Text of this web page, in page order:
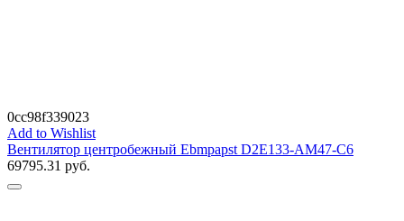
0cc98f339023
Add to Wishlist
Вентилятор центробежный Ebmpapst D2E133-AM47-C6
69795.31 руб.